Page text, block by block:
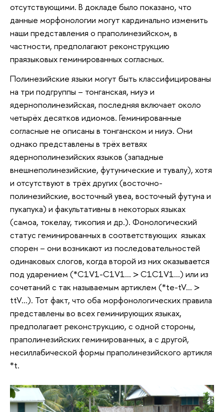
отсутствующими. В докладе было показано, что
данные морфонологии могут кардинально изменить
наши представления о праполинезийском, в
частности, предполагают реконструкцию
праязыковых геминированных согласных.
Полинезийские языки могут быть классифицированы
на три подгруппы – тонганская, ниуэ и
ядернополинезийская, последняя включает около
четырёх десятков идиомов. Геминированные
согласные не описаны в тонганском и ниуэ. Они
однако представлены в трёх ветвях
ядернополинезийских языков (западные
внешнеполинезийские, футунические и тувалу), хотя
и отсутствуют в трёх других (восточно-
полинезийские, восточный увеа, восточный футуна и
пукапука) и факультативны в некоторых языках
(самоа, токелау, тикопия и др.). Фонологический
статус геминированных в соответствующих языках
спорен – они возникают из последовательностей
одинаковых слогов, когда второй из них оказывается
под ударением (*C1V1-C1V1… > C1C1V1…) или из
сочетаний с так называемым артиклем (*te-tV… >
ttV…). Тот факт, что оба морфонологических правила
представлены во всех геминирующих языках,
предполагает реконструкцию, с одной стороны,
праполинезийских геминированных, а с другой,
несиллабической формы праполинезийского артикля
*t.